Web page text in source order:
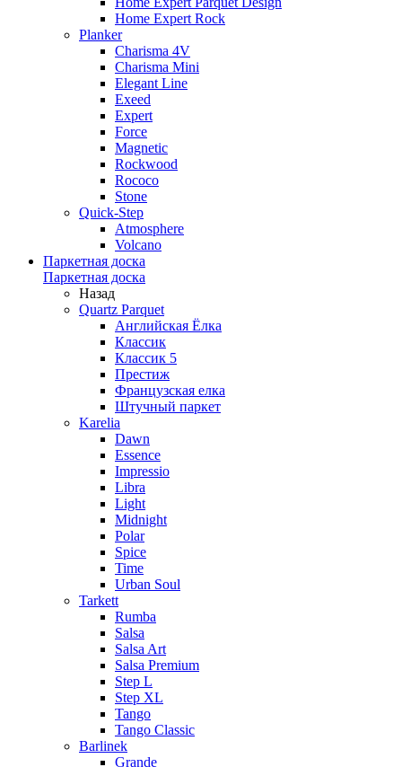
Home Expert Rock
Planker
Charisma 4V
Charisma Mini
Elegant Line
Exeed
Expert
Force
Magnetic
Rockwood
Rococo
Stone
Quick-Step
Atmosphere
Volcano
Паркетная доска
Паркетная доска
Назад
Quartz Parquet
Английская Ёлка
Классик
Классик 5
Престиж
Французская елка
Штучный паркет
Karelia
Dawn
Essence
Impressio
Libra
Light
Midnight
Polar
Spice
Time
Urban Soul
Tarkett
Rumba
Salsa
Salsa Art
Salsa Premium
Step L
Step XL
Tango
Tango Classic
Barlinek
Grande